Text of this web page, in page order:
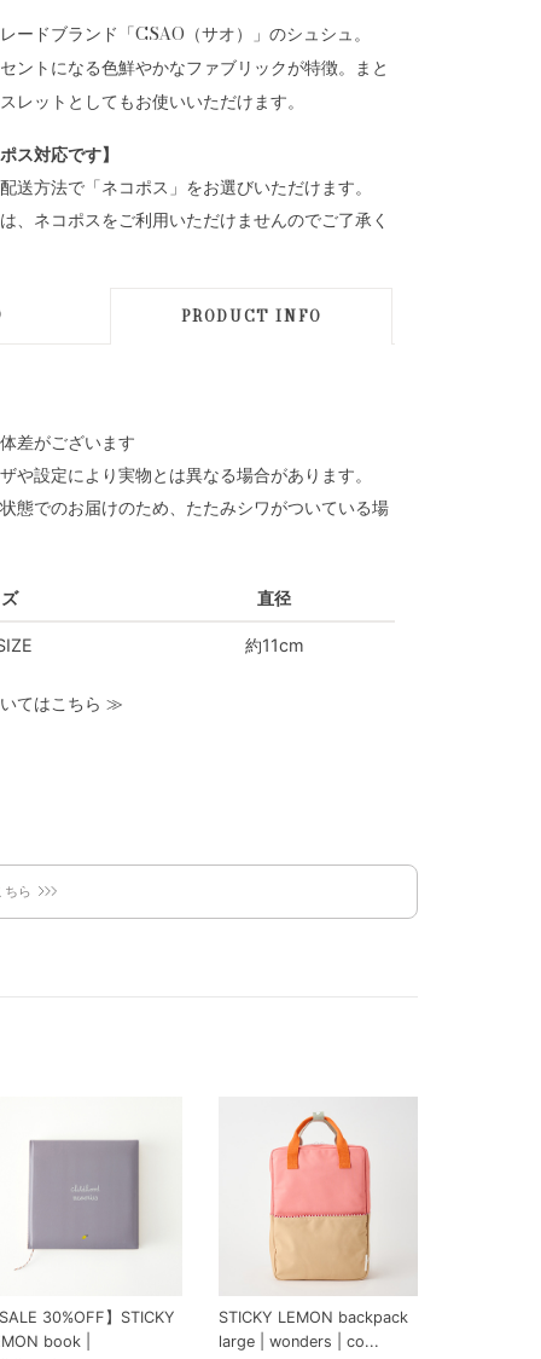
ードブランド「CSAO（サオ）」のシュシュ。
ントになる色鮮やかなファブリックが特徴。まと
レットとしてもお使いいただけます。
ス対応です】
送方法で「ネコポス」をお選びいただけます。
、ネコポスをご利用いただけませんのでご了承く
PRODUCT INFO
差がございます
や設定により実物とは異なる場合があります。
態でのお届けのため、たたみシワがついている場
直径
約11cm
てはこちら ≫
ら
SALE 30%OFF】STICKY
book |
STICKY LEMON backpack
large | wonders | co...